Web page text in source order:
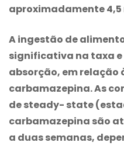
aproximadamente
A ingestão de
significativa na taxa e
absorção, em
carbamazepina. As
de steady- state
carbamazepina são
a duas semanas,